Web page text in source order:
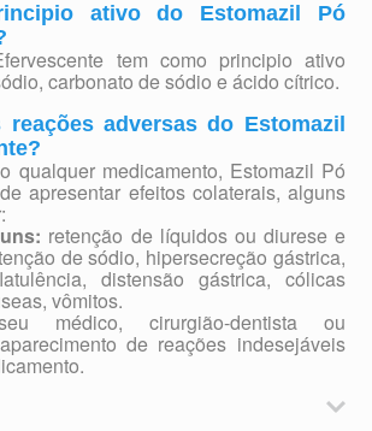
ativo do Estomazil Pó
tem como principio ativo
carbonato de sódio e ácido cítrico.
adversas do Estomazil
qualquer medicamento, Estomazil Pó
apresentar efeitos colaterais, alguns
retenção de líquidos ou diurese e
de sódio, hipersecreção gástrica,
distensão gástrica, cólicas
vômitos.
médico, cirurgião-dentista ou
de reações indesejáveis